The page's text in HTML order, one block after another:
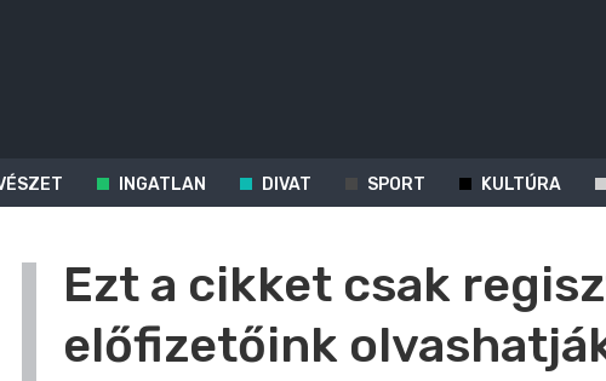
INGATLAN DIVAT SPORT KULTÚRA
Ezt a cikket csak
előfizetőink